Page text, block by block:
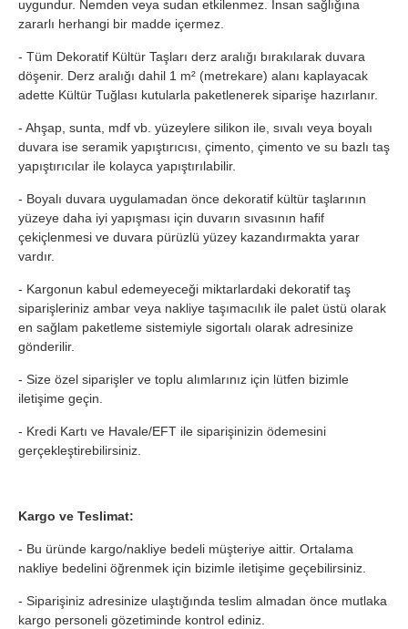
uygundur. Nemden veya sudan etkilenmez. İnsan sağlığına
zararlı herhangi bir madde içermez.
- Tüm Dekoratif Kültür Taşları derz aralığı bırakılarak duvara
döşenir. Derz aralığı dahil 1 m² (metrekare) alanı kaplayacak
adette Kültür Tuğlası kutularla paketlenerek siparişe hazırlanır.
- Ahşap, sunta, mdf vb. yüzeylere silikon ile, sıvalı veya boyalı
duvara ise seramik yapıştırıcısı, çimento, çimento ve su bazlı taş
yapıştırıcılar ile kolayca yapıştırılabilir.
- Boyalı duvara uygulamadan önce dekoratif kültür taşlarının
yüzeye daha iyi yapışması için duvarın sıvasının hafif
çekiçlenmesi ve duvara pürüzlü yüzey kazandırmakta yarar
vardır.
- Kargonun kabul edemeyeceği miktarlardaki dekoratif taş
siparişleriniz ambar veya nakliye taşımacılık ile palet üstü olarak
en sağlam paketleme sistemiyle sigortalı olarak adresinize
gönderilir.
- Size özel siparişler ve toplu alımlarınız için lütfen bizimle
iletişime geçin.
- Kredi Kartı ve Havale/EFT ile siparişinizin ödemesini
gerçekleştirebilirsiniz.
Kargo ve Teslimat:
- Bu üründe kargo/nakliye bedeli müşteriye aittir. Ortalama
nakliye bedelini öğrenmek için bizimle iletişime geçebilirsiniz.
- Siparişiniz adresinize ulaştığında teslim almadan önce mutlaka
kargo personeli gözetiminde kontrol ediniz.